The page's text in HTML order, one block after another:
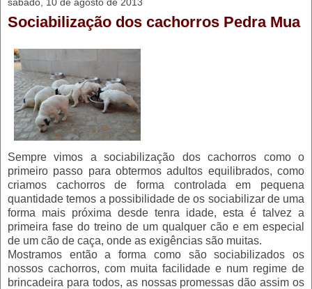
Sociabilização dos cachorros Pedra Mua
Sempre vimos a sociabilização dos cachorros como o
primeiro passo para obtermos adultos equilibrados, como
criamos cachorros de forma controlada em pequena
quantidade temos a possibilidade de os sociabilizar de uma
forma mais próxima desde tenra idade, esta é talvez a
primeira fase do treino de um qualquer cão e em especial
de um cão de caça, onde as exigências são muitas.
Mostramos então a forma como são sociabilizados os
nossos cachorros, com muita facilidade e num regime de
brincadeira para todos, as nossas promessas dão assim os